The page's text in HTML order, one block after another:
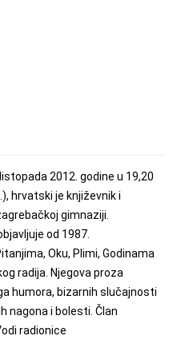
2012. godine u 19,20
hrvatski je književnik i
gimnaziji.
od 1987.
Oku, Plimi, Godinama
radija. Njegova proza
humora, bizarnih slučajnosti
nagona i bolesti. Član
radionice